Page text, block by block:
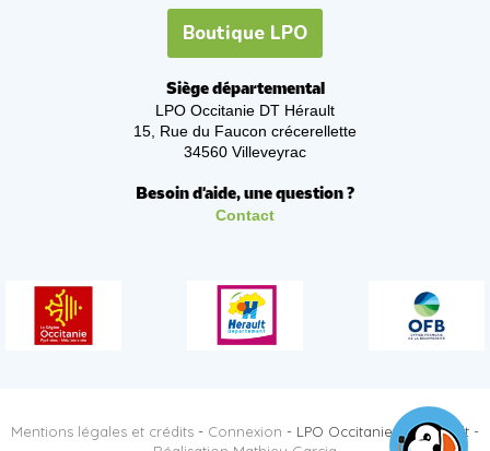
Boutique LPO
Siège départemental
LPO Occitanie DT Hérault
15, Rue du Faucon crécerellette
34560 Villeveyrac
Besoin d'aide, une question ?
Contact
Mentions légales et crédits - Connexion - LPO Occitanie DT Hérault -